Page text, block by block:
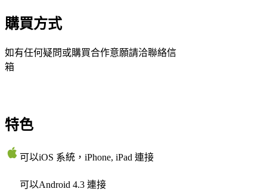
購買方式
如有任何疑問或購買合作意願請洽聯絡信
箱
特色
可以iOS 系統，iPhone, iPad 連接
可以Android 4.3 連接